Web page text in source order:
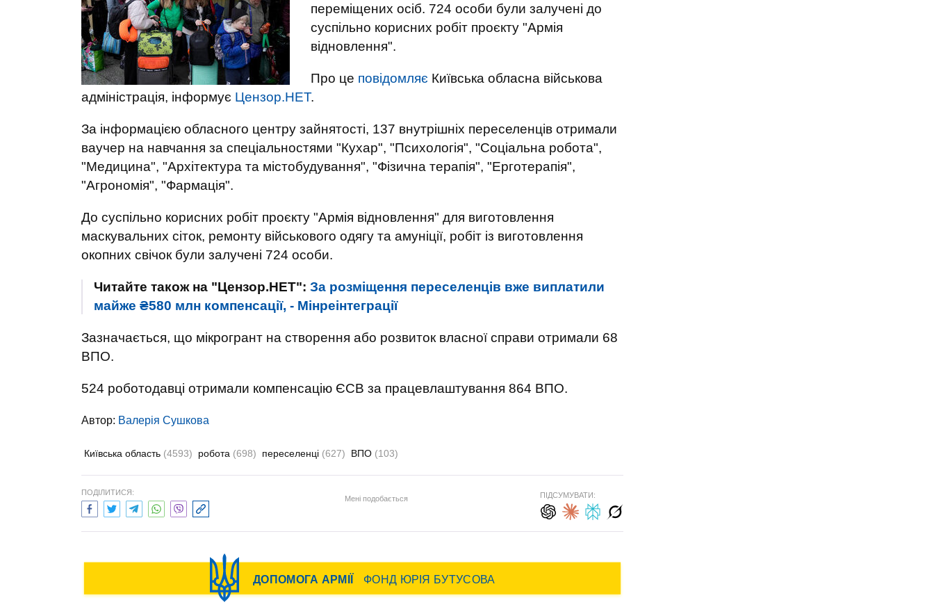
переміщених осіб. 724 особи були залучені до
суспільно корисних робіт проєкту "Армія
відновлення".
Про це повідомляє Київська обласна військова
адміністрація, інформує Цензор.НЕТ.
За інформацією обласного центру зайнятості, 137 внутрішніх переселенців отримали
ваучер на навчання за спеціальностями "Кухар", "Психологія", "Соціальна робота",
"Медицина", "Архітектура та містобудування", "Фізична терапія", "Ерготерапія",
"Агрономія", "Фармація".
До суспільно корисних робіт проєкту "Армія відновлення" для виготовлення
маскувальних сіток, ремонту військового одягу та амуніції, робіт із виготовлення
окопних свічок були залучені 724 особи.
Читайте також на "Цензор.НЕТ": За розміщення переселенців вже виплатили
майже ₴580 млн компенсації, - Мінреінтеграції
Зазначається, що мікрогрант на створення або розвиток власної справи отримали 68
ВПО.
524 роботодавці отримали компенсацію ЄСВ за працевлаштування 864 ВПО.
Автор: Валерiя Сушкова
Київська область (4593) робота (698) переселенці (627) ВПО (103)
ПОДІЛИТИСЯ:
Мені подобається ПІДСУМУВАТИ: